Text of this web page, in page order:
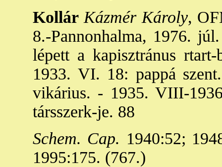
Kollár Kázmér Károly,
8.-Pannonhalma, 1976.
lépett a kapisztránus
1933. VI. 18: pappá
vikárius. - 1935. VIII-
társszerk-je. 88
Schem. Cap. 1940:52;
1995:175. (767.)